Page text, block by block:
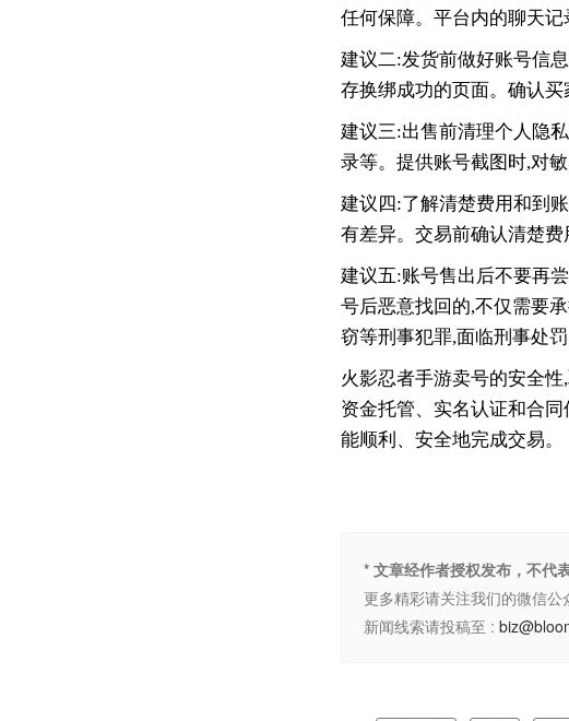
任何保障。平台内的聊天记
建议二:发货前做好账号信
存换绑成功的页面。确认买
建议三:出售前清理个人隐
录等。提供账号截图时,对
建议四:了解清楚费用和到
有差异。交易前确认清楚费
建议五:账号售出后不要再
号后恶意找回的,不仅需要
窃等刑事犯罪,面临刑事处罚
火影忍者手游卖号的安全
资金托管、实名认证和合
能顺利、安全地完成交易。
* 文章经作者授权发布，不代
更多精彩请关注我们的微信公
新闻线索请投稿至 :